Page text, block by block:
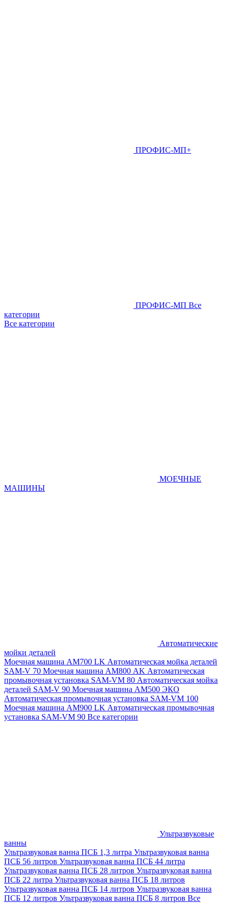
ПРОФИС-МП+
ПРОФИС-МП Все
категории
Все категории
МОЕЧНЫЕ
МАШИНЫ
Автоматические
мойки деталей
Моечная машина AM700 LK Автоматическая мойка деталей
SAM-V 70 Моечная машина АМ800 AK Автоматическая
промывочная установка SAM-VM 80 Автоматическая мойка
деталей SAM-V 90 Моечная машина АМ500 ЭКО
Автоматическая промывочная установка SAM-VM 100
Моечная машина AM900 LK Автоматическая промывочная
установка SAM-VM 90 Все категории
Ультразвуковые
ванны
Ультразвуковая ванна ПСБ 1,3 литра Ультразвуковая ванна
ПСБ 56 литров Ультразвуковая ванна ПСБ 44 литра
Ультразвуковая ванна ПСБ 28 литров Ультразвуковая ванна
ПСБ 22 литра Ультразвуковая ванна ПСБ 18 литров
Ультразвуковая ванна ПСБ 14 литров Ультразвуковая ванна
ПСБ 12 литров Ультразвуковая ванна ПСБ 8 литров Все